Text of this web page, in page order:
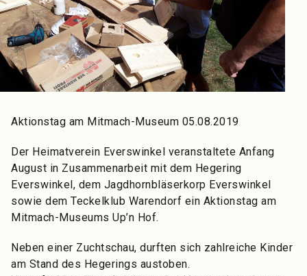
Aktionstag am Mitmach-Museum 05.08.2019
Der Heimatverein Everswinkel veranstaltete Anfang
August in Zusammenarbeit mit dem Hegering
Everswinkel, dem Jagdhornbläserkorp Everswinkel
sowie dem Teckelklub Warendorf ein Aktionstag am
Mitmach-Museums Up’n Hof.
Neben einer Zuchtschau, durften sich zahlreiche Kinder
am Stand des Hegerings austoben.